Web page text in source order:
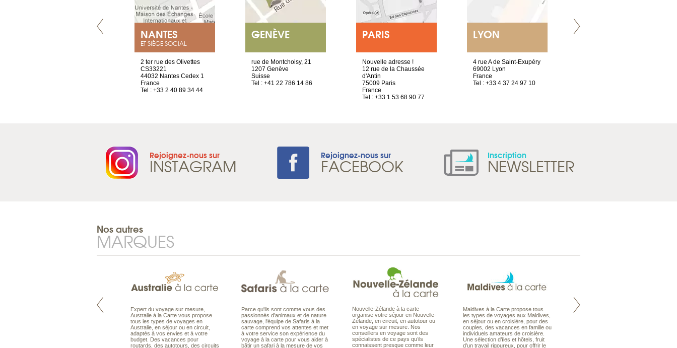
NANTES
ET SIÈGE SOCIAL
2 ter rue des Olivettes
CS33221
44032 Nantes Cedex 1
France
Tel : +33 2 40 89 34 44
GENÈVE
rue de Montchoisy, 21
1207 Genève
Suisse
Tel : +41 22 786 14 86
PARIS
Nouvelle adresse !
12 rue de la Chaussée
d'Antin
75009 Paris
France
Tel : +33 1 53 68 90 77
LYON
4 rue A de Saint-Exupéry
69002 Lyon
France
Tel : +33 4 37 24 97 10
Rejoignez-nous sur
INSTAGRAM Rejoignez-nous sur
FACEBOOK Inscription
NEWSLETTER
Nos autres
MARQUES
Pacifique à la carte est le spécialiste
Expert du voyage sur mesure,
Australie à la Carte vous propose
tous les types de voyages en
Australie, en séjour ou en circuit,
adaptés à vos envies et à votre
budget. Des vacances pour
routards, des autotours, des circuits
Parce qu'ils sont comme vous des
passionnés d’animaux et de nature
sauvage, l'équipe de Safaris à la
carte comprend vos attentes et met
à votre service son expérience du
voyage à la carte pour vous aider à
bâtir un safari à la mesure de vos
Nouvelle-Zélande à la carte
organise votre séjour en Nouvelle-
Zélande, en circuit, en autotour ou
en voyage sur mesure. Nos
conseillers en voyage sont des
spécialistes de ce pays qu’ils
connaissent presque comme leur
Maldives à la Carte propose tous
les types de voyages aux Maldives,
en séjour ou en croisière, pour des
couples, des vacances en famille ou
individuels amateurs de croisière.
Une sélection d’îles et hôtels, fruit
d’un travail rigoureux, pour offrir le
Notre site Odyssee est un portail